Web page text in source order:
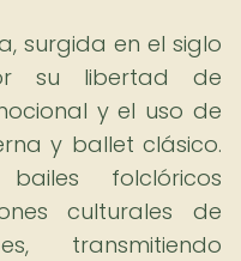
surgida en el siglo
su libertad de
y el uso de
y ballet clásico.
folclóricos
culturales de
transmitiendo